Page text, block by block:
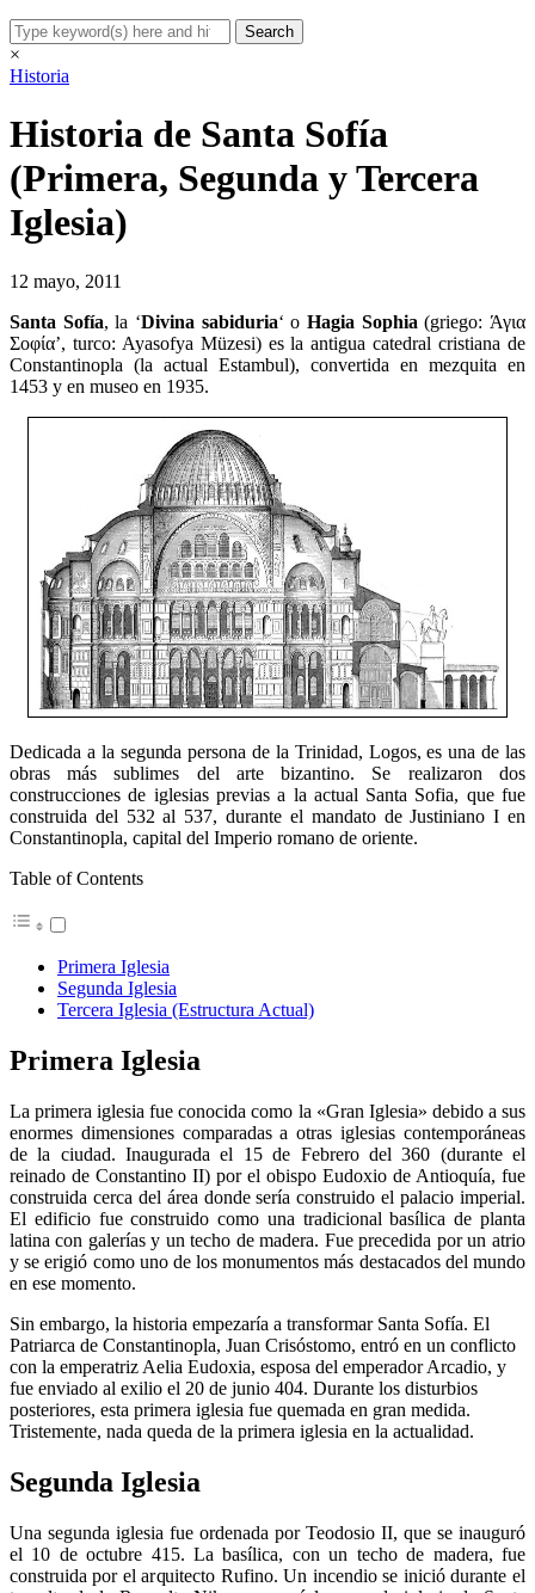
×
Historia
Historia de Santa Sofía
(Primera, Segunda y Tercera
Iglesia)
12 mayo, 2011
Santa Sofía, la ‘Divina sabiduria‘ oHagia Sophia(griego: Άγια
Σοφία’, turco: Ayasofya Müzesi) es la antigua catedral cristiana de
Constantinopla (la actual Estambul), convertida en mezquita en
1453 y en museo en 1935.
Dedicada a la segunda persona de la Trinidad, Logos, es una de las
obras más sublimes del arte bizantino. Se realizaron dos
construcciones de iglesias previas a la actual Santa Sofia, que fue
construida del 532 al 537, durante el mandato de Justiniano I en
Constantinopla, capital del Imperio romano de oriente.
Table of Contents
Primera Iglesia
Segunda Iglesia
Tercera Iglesia (Estructura Actual)
Primera Iglesia
La primera iglesia fue conocida como la «Gran Iglesia» debido a sus
enormes dimensiones comparadas a otras iglesias contemporáneas
de la ciudad. Inaugurada el 15 de Febrero del 360 (durante el
reinado de Constantino II) por el obispo Eudoxio de Antioquía, fue
construida cerca del área donde sería construido el palacio imperial.
El edificio fue construido como una tradicional basílica de planta
latina con galerías y un techo de madera. Fue precedida por un atrio
y se erigió como uno de los monumentos más destacados del mundo
en ese momento.
Sin embargo, la historia empezaría a transformar Santa Sofía. El
Patriarca de Constantinopla, Juan Crisóstomo, entró en un conflicto
con la emperatriz Aelia Eudoxia, esposa del emperador Arcadio, y
fue enviado al exilio el 20 de junio 404. Durante los disturbios
posteriores, esta primera iglesia fue quemada en gran medida.
Tristemente, nada queda de la primera iglesia en la actualidad.
Segunda Iglesia
Una segunda iglesia fue ordenada por Teodosio II, que se inauguró
el 10 de octubre 415. La basílica, con un techo de madera, fue
construida por el arquitecto Rufino. Un incendio se inició durante el